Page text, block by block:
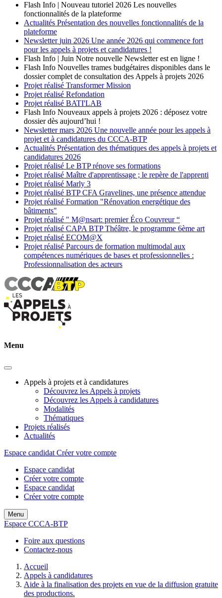
Flash Info | Nouveau tutoriel 2026 Les nouvelles
fonctionnalités de la plateforme
Actualités Présentation des nouvelles fonctionnalités de la
plateforme
Newsletter juin 2026 Une année 2026 qui commence fort
pour les appels à projets et candidatures !
Flash Info | Juin Notre nouvelle Newsletter est en ligne !
Flash Info Nouvelles trames budgétaires disponibles dans le
dossier complet de consultation des Appels à projets 2026
Projet réalisé Transformer Mission
Projet réalisé Refondation
Projet réalisé BATI'LAB
Flash Info Nouveaux appels à projets 2026 : déposez votre
dossier dès aujourd’hui !
Newsletter mars 2026 Une nouvelle année pour les appels à
projet et à candidatures du CCCA-BTP
Actualités Présentation des thématiques des appels à projets et
candidatures 2026
Projet réalisé Le BTP rénove ses formations
Projet réalisé Maître d'apprentissage ; le repère de l'apprenti
Projet réalisé Marly 3
Projet réalisé BTP CFA Gravelines, une présence attendue
Projet réalisé Formation "Rénovation energétique des
bâtiments"
Projet réalisé " M@nsart: premier Éco Couvreur “
Projet réalisé CAPA BTP Théâtre, le programme 6ème art
Projet réalisé ECOM@X
Projet réalisé Parcours de formation multimodal aux
compétences numériques de bases et professionnelles :
Professionnalisation des acteurs
Menu
Appels à projets et à candidatures
Découvrez les Appels à projets
Découvrez les Appels à candidatures
Modalités
Thématiques
Projets réalisés
Actualités
Espace candidat Créer votre compte
Espace candidat
Créer votre compte
Espace candidat
Créer votre compte
Menu
Espace CCCA-BTP
Foire aux questions
Contactez-nous
Accueil
Appels à candidatures
Aide à la finalisation des projets en vue de la diffusion gratuite
des productions.